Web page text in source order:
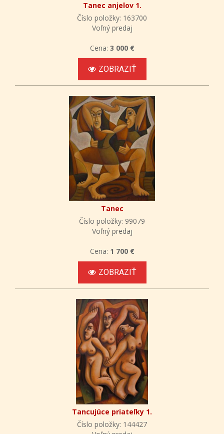
Tanec anjelov 1.
Číslo položky: 163700
Voľný predaj
Cena: 3 000 €
ZOBRAZIŤ
Tanec
Číslo položky: 99079
Voľný predaj
Cena: 1 700 €
ZOBRAZIŤ
Tancujúce priateľky 1.
Číslo položky: 144427